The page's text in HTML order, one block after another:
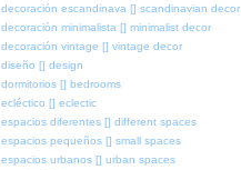
decoración escandinava [] scandinavian decor
decoración minimalista [] minimalist decor
decoración vintage [] vintage decor
diseño [] design
dormitorios [] bedrooms
ecléctico [] eclectic
espacios diferentes [] different spaces
espacios pequeños [] small spaces
espacios urbanos [] urban spaces